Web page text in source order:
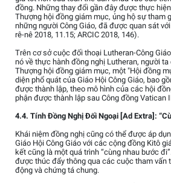
đồng. Những thay đổi gần đây được thực
Thượng hội đồng giám mục, ủng hộ sự tham
những người Công Giáo, đã được quan sát
rê-nê 2018, 11.15; ARCIC 2018, 146).
Trên cơ sở cuộc đối thoại Lutheran-Công
nó về thực hành đồng nghị Lutheran, người
Thượng hội đồng giám mục, một "Hội đồng
diện phổ quát của Giáo Hội Công Giáo, bao
được thành lập, theo mô hình của các hội
phận được thành lập sau Công đồng Vatican
4.4. Tính Đồng Nghị Đối Ngoại [Ad Extra]:
Khái niệm đồng nghị cũng có thể được áp
Giáo Hội Công Giáo với các cộng đồng Kitô
kết cũng là một quá trình “cùng nhau bước
được thúc đẩy thông qua các cuộc tham vấn
động và chứng tá chung.